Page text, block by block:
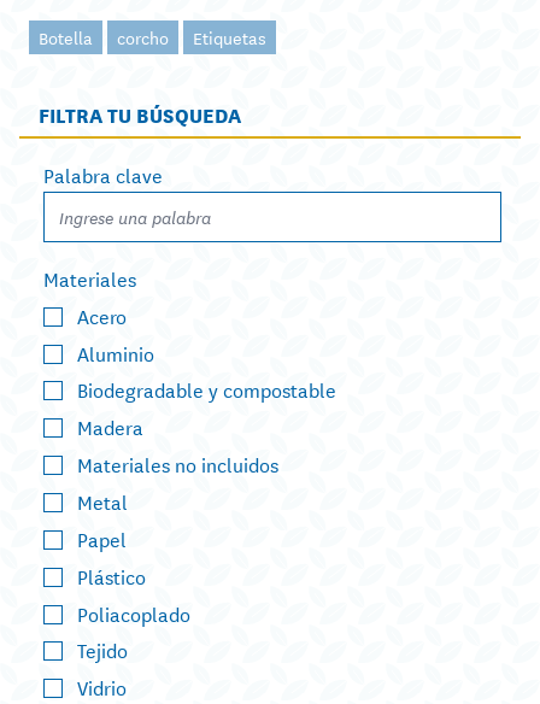
Botella corcho Etiquetas
FILTRA TU BÚSQUEDA
Palabra clave
Materiales
Acero
Aluminio
Biodegradable y compostable
Madera
Materiales no incluidos
Metal
Papel
Plástico
Poliacoplado
Tejido
Vidrio